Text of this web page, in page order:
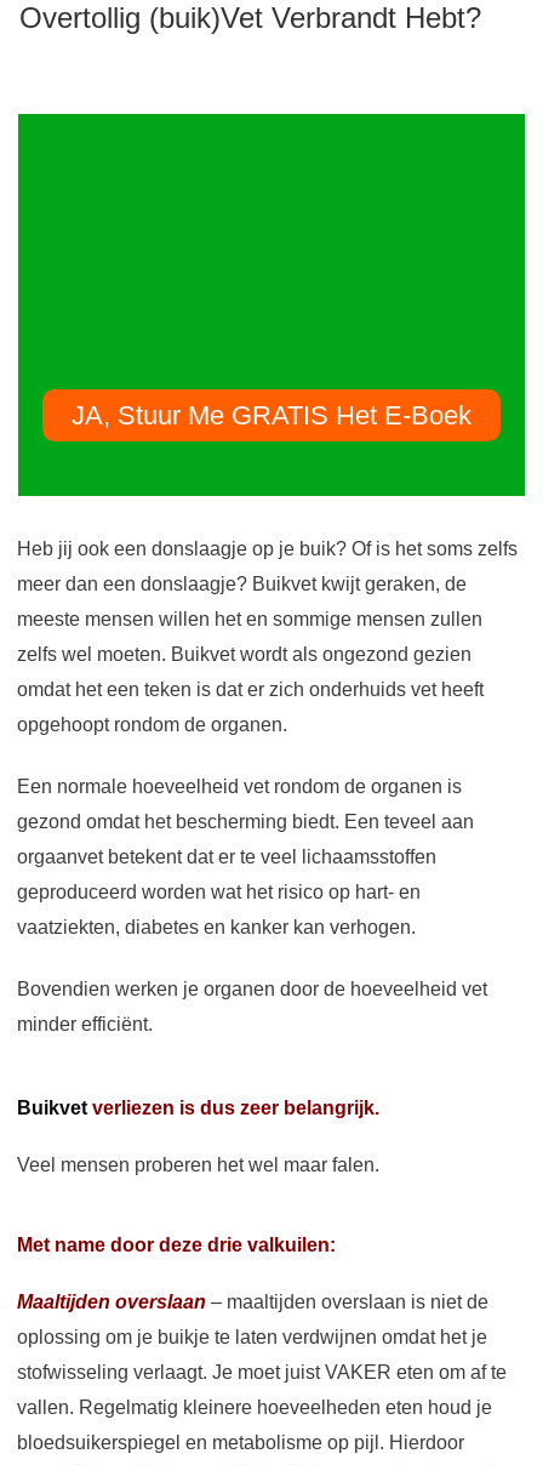
Overtollig (buik)Vet Verbrandt Hebt?
JA, Stuur Me GRATIS Het E-Boek
Heb jij ook een donslaagje op je buik? Of is het soms zelfs
meer dan een donslaagje? Buikvet kwijt geraken, de
meeste mensen willen het en sommige mensen zullen
zelfs wel moeten. Buikvet wordt als ongezond gezien
omdat het een teken is dat er zich onderhuids vet heeft
opgehoopt rondom de organen.
Een normale hoeveelheid vet rondom de organen is
gezond omdat het bescherming biedt. Een teveel aan
orgaanvet betekent dat er te veel lichaamsstoffen
geproduceerd worden wat het risico op hart- en
vaatziekten, diabetes en kanker kan verhogen.
Bovendien werken je organen door de hoeveelheid vet
minder efficiënt.
Buikvet verliezen is dus zeer belangrijk.
Veel mensen proberen het wel maar falen.
Met name door deze drie valkuilen:
Maaltijden overslaan – maaltijden overslaan is niet de
oplossing om je buikje te laten verdwijnen omdat het je
stofwisseling verlaagt. Je moet juist VAKER eten om af te
vallen. Regelmatig kleinere hoeveelheden eten houd je
bloedsuikerspiegel en metabolisme op pijl. Hierdoor